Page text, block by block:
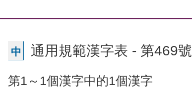
中 通用規範漢字表 - 第469號
第1～1個漢字中的1個漢字